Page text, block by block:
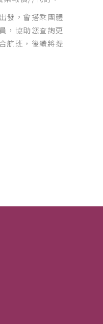
發，會搭乘團體
，協助您查詢更
航班，後續將提